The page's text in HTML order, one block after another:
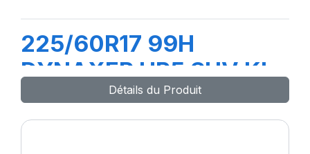
225/60R17 99H
DYNAXER HP5 SUV KL
Détails du Produit